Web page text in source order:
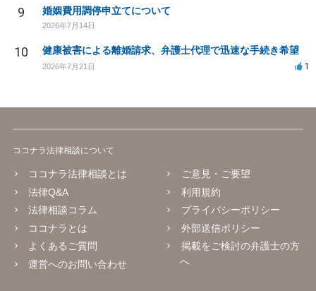
9 婚姻費用調停申立てについて
2026年7月14日
10 健康被害による離婚請求、弁護士代理で迅速な手続き希望
2026年7月21日 1
ココナラ法律相談について
ココナラ法律相談とは
法律Q&A
法律相談コラム
ココナラとは
よくあるご質問
運営へのお問い合わせ
ご意見・ご要望
利用規約
プライバシーポリシー
外部送信ポリシー
掲載をご検討の弁護士の方
へ